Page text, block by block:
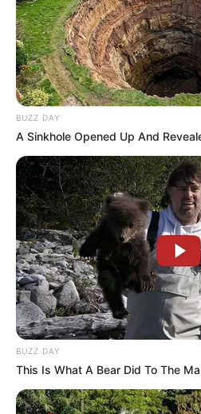
BUSCAR
DESTAQUES
FACEBOOK
DESTAQUES DA SEMANA
Agente de Saúde
BUZZ DAY
A Sinkhole Opened Up And
BUZZ DAY
This Is What A Bear Did To The